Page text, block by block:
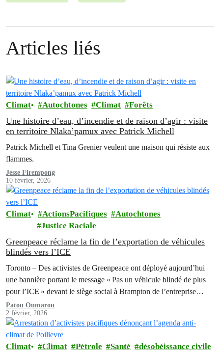
Articles liés
Climat Autochtones Climat Forêts
Une histoire d’eau, d’incendie et de raison d’agir : visite
en territoire Nlaka’pamux avec Patrick Michell
Patrick Michell et Tina Grenier veulent une maison qui résiste aux
flammes.
Jesse Firempong
10 février, 2026
Climat ActionsPacifiques
Autochtones
Justice Raciale
Greenpeace réclame la fin de l’exportation de véhicules
blindés vers l’ICE
Toronto – Des activistes de Greenpeace ont déployé aujourd’hui
une bannière portant le message « Pas un véhicule blindé de plus
pour l’ICE » devant le siège social à Brampton de l’entreprise
qui…
Patou Oumarou
2 février, 2026
Climat Climat Pétrole Santé
désobéissance civile